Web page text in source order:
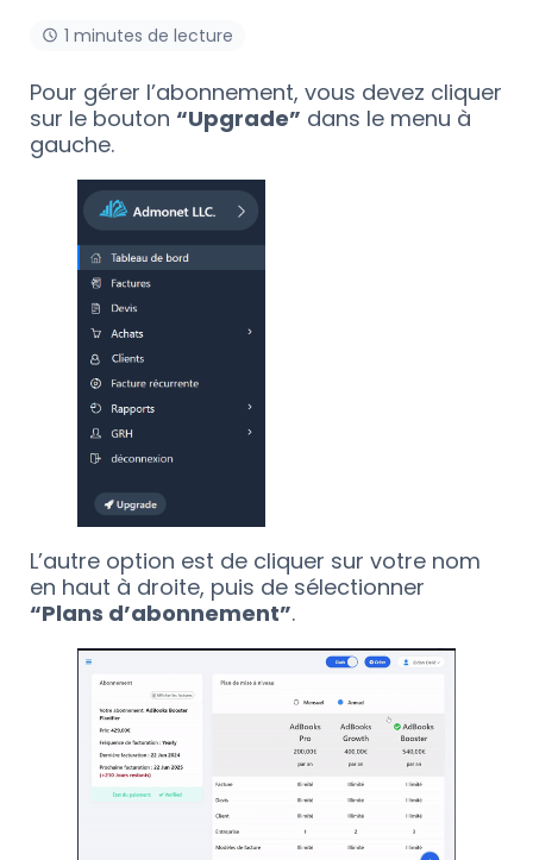
1 minutes de lecture
Pour gérer l’abonnement, vous devez cliquer
sur le bouton “Upgrade” dans le menu à
gauche.
L’autre option est de cliquer sur votre nom
en haut à droite, puis de sélectionner
“Plans d’abonnement”.